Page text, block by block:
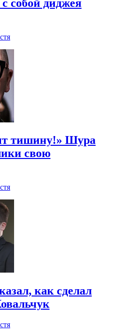
собой диджея
тишину!» Шура
свою
как сделал